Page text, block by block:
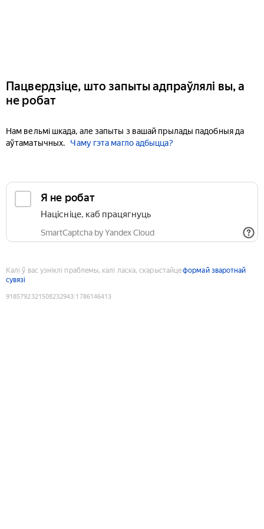
Пацвердзіце, што запыты адпраўлялі вы, а
не робат
Нам вельмі шкада, але запыты з вашай прылады падобныя да
аўтаматычных.
Чаму гэта магло адбыцца?
Я не робат
Націсніце, каб працягнуць
SmartCaptcha by Yandex Cloud
Калі ў вас узніклі праблемы, калі ласка, скарыстайцеформай зваротнай
сувязі
9185792321508232943:1786146413